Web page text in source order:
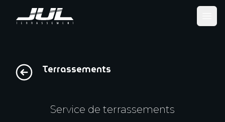
Terrassements
Service de terrassements